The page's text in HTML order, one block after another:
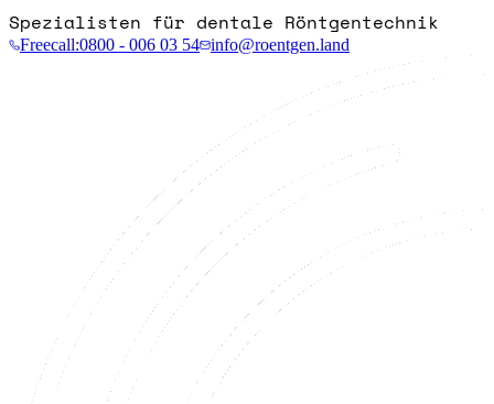
Spezialisten für dentale Röntgentechnik
Freecall:0800 - 006 03 54 info@roentgen.land